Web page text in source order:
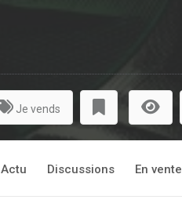
Je vends
Actu Discussions En vente